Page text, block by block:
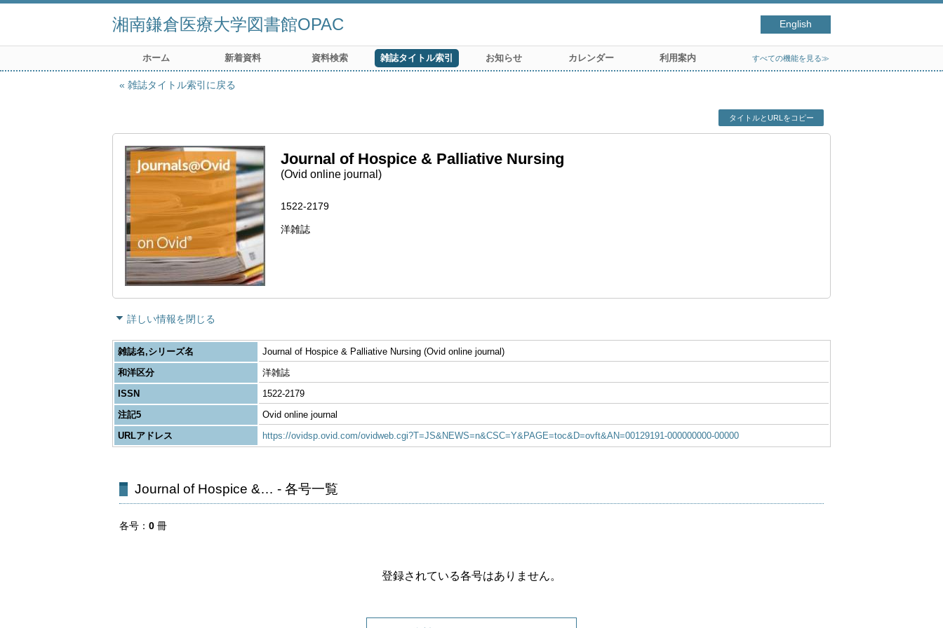
湘南鎌倉医療大学図書館OPAC English
ホーム 新着資料 資料検索 雑誌タイトル索引 お知らせ カレンダー 利用案内 すべての機能を見る≫
雑誌タイトル索引に戻る
タイトルとURLをコピー
Journal of Hospice & Palliative Nursing
(Ovid online journal)
1522-2179
洋雑誌
詳しい情報を閉じる
雑誌名,シリーズ名
Journal of Hospice & Palliative Nursing (Ovid online journal)
和洋区分
洋雑誌
ISSN
1522-2179
注記5
Ovid online journal
URLアドレス
https://ovidsp.ovid.com/ovidweb.cgi?T=JS&NEWS=n&CSC=Y&PAGE=toc&D=ovft&AN=00129191-000000000-00000
Journal of Hospice &… - 各号一覧
各号 0 冊
登録されている各号はありません。